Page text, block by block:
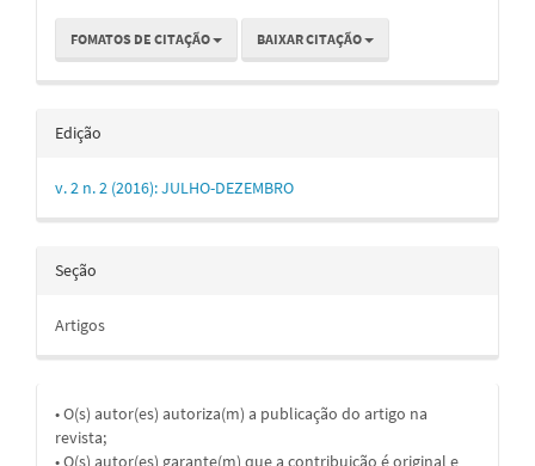
FOMATOS DE CITAÇÃO BAIXAR CITAÇÃO
Edição
v. 2 n. 2 (2016): JULHO-DEZEMBRO
Seção
Artigos
• O(s) autor(es) autoriza(m) a publicação do artigo na
revista;
• O(s) autor(es) garante(m) que a contribuição é original e